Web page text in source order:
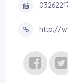
http://